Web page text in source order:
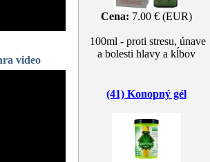
video
Cena: 7.00 € (EUR)
100ml - proti stresu, únave
a bolesti hlavy a kĺbov
(41) Konopný gél